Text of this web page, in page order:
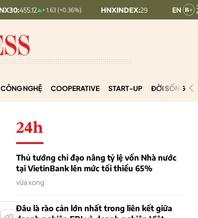
+ 1.63 (+0.36%) HNXINDEX: 293.44 + 0.25 (+0.09%)
CÔNG NGHỆ COOPERATIVE START-UP ĐỜI SỐNG
24h
Thủ tướng chỉ đạo nâng tỷ lệ vốn Nhà nước
tại VietinBank lên mức tối thiểu 65%
vừa xong
Đâu là rào cản lớn nhất trong liên kết giữa